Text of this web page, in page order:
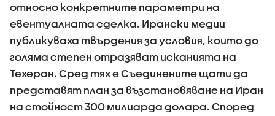
относно конкретните параметри на
евентуалната сделка. Ирански медии
публикуваха твърдения за условия, които до
голяма степен отразяват исканията на
Техеран. Сред тях е Съединените щати да
представят план за възстановяване на Иран
на стойност 300 милиарда долара. Според